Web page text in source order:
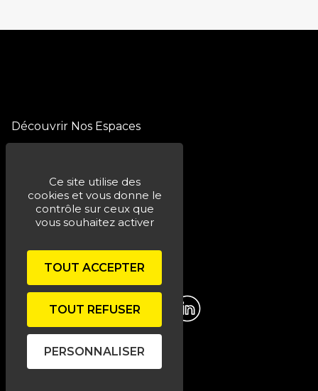
Ce site utilise des
cookies et vous donne le
contrôle sur ceux que
vous souhaitez activer
TOUT ACCEPTER
TOUT REFUSER
PERSONNALISER
Découvrir Nos Espaces
Notre philosophie
Nous contacter
Téléchargez l'application